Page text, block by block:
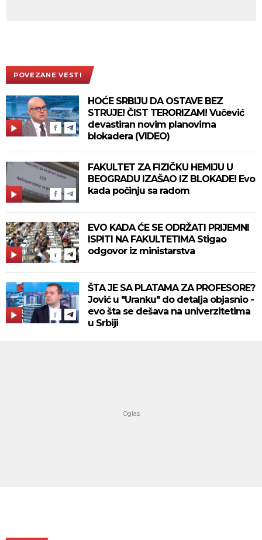
POVEZANE VESTI
HOĆE SRBIJU DA OSTAVE BEZ
STRUJE! ČIST TERORIZAM! Vučević
devastiran novim planovima
blokadera (VIDEO)
FAKULTET ZA FIZIČKU HEMIJU U
BEOGRADU IZAŠAO IZ BLOKADE! Evo
kada počinju sa radom
EVO KADA ĆE SE ODRŽATI PRIJEMNI
ISPITI NA FAKULTETIMA Stigao
odgovor iz ministarstva
ŠTA JE SA PLATAMA ZA PROFESORE?
Jović u "Uranku" do detalja objasnio -
evo šta se dešava na univerzitetima
u Srbiji